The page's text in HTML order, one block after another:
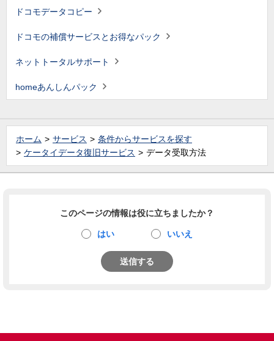
ドコモデータコピー
ドコモの補償サービスとお得なパック
ネットトータルサポート
homeあんしんパック
ホーム サービス
条件からサービスを探す
ケータイデータ復旧サービス
データ受取方法
このページの情報は役に立ちましたか？
はい いいえ
送信する